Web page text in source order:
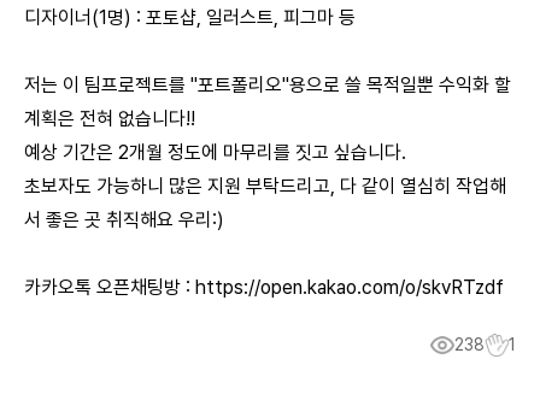
디자이너(1명) : 포토샵, 일러스트, 피그마 등
저는 이 팀프로젝트를 "포트폴리오"용으로 쓸 목적일뿐 수익화 할
계획은 전혀 없습니다!!
예상 기간은 2개월 정도에 마무리를 짓고 싶습니다.
초보자도 가능하니 많은 지원 부탁드리고, 다 같이 열심히 작업해
서 좋은 곳 취직해요 우리:)
카카오톡 오픈채팅방 : https://open.kakao.com/o/skvRTzdf
238 1